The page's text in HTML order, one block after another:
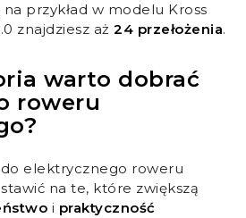
przykład w modelu Kross
znajdziesz aż 24 przełożenia.
warto dobrać
roweru
elektrycznego roweru
na te, które zwiększą
i praktyczność